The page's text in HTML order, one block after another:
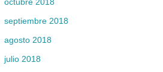
octubre 2018
septiembre 2018
agosto 2018
julio 2018